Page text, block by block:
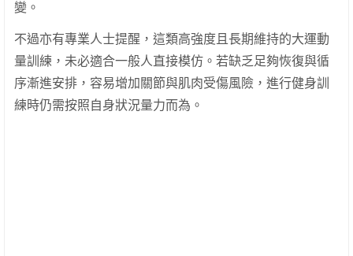
變。
不過亦有專業人士提醒，這類高強度且長期維持的大運動
量訓練，未必適合一般人直接模仿。若缺乏足夠恢復與循
序漸進安排，容易增加關節與肌肉受傷風險，進行健身訓
練時仍需按照自身狀況量力而為。